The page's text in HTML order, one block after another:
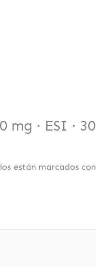
mg · ESI · 30
están marcados con